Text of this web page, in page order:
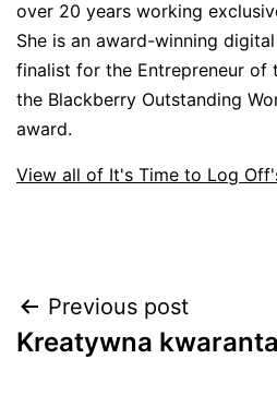
over 20 years working
She is an award-winning
finalist for the Entrepreneur of
the Blackberry Outstanding
award.
View all of It's Time to Log
Post
navigation
Previous post
Kreatywna